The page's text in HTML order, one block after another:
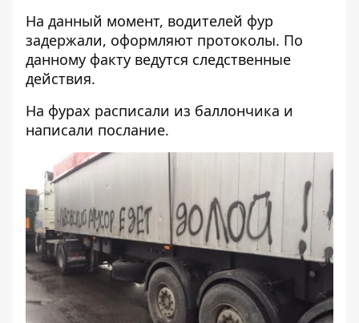
На данный момент, водителей фур
задержали, оформляют протоколы. По
данному факту ведутся следственные
действия.
На фурах расписали из баллончика и
написали послание.